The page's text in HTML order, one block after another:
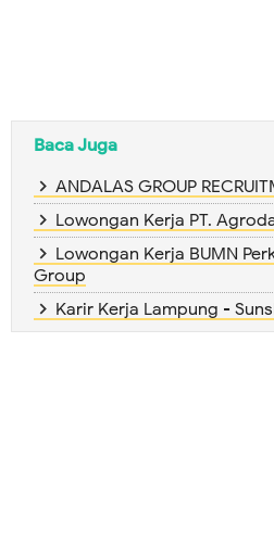
Baca Juga
ANDALAS GROUP
Lowongan Kerja PT.
Lowongan Kerja BUMN
Group
Karir Kerja Lampung -